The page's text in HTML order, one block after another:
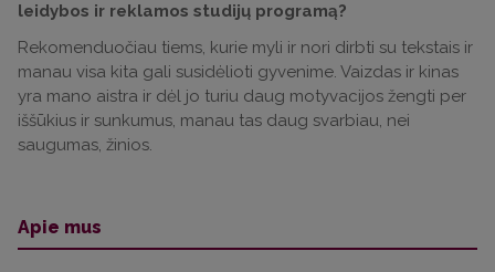
leidybos ir reklamos studijų programą?
Rekomenduočiau tiems, kurie myli ir nori dirbti su tekstais ir
manau visa kita gali susidėlioti gyvenime. Vaizdas ir kinas
yra mano aistra ir dėl jo turiu daug motyvacijos žengti per
iššūkius ir sunkumus, manau tas daug svarbiau, nei
saugumas, žinios.
Apie mus